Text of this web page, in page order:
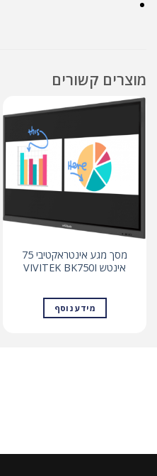
מוצרים קשורים
מסך מגע אינטראקטיבי 75
אינטש VIVITEK BK750I
מידע נוסף